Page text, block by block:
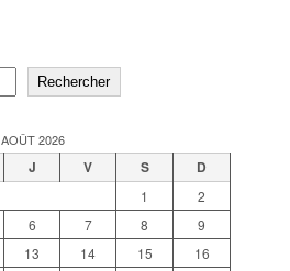
Rechercher
AOÛT 2026
J V S D
1
2
6 7 8
9
13 14 15
16